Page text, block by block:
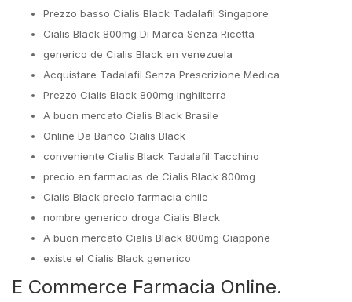
Prezzo basso Cialis Black Tadalafil Singapore
Cialis Black 800mg Di Marca Senza Ricetta
generico de Cialis Black en venezuela
Acquistare Tadalafil Senza Prescrizione Medica
Prezzo Cialis Black 800mg Inghilterra
A buon mercato Cialis Black Brasile
Online Da Banco Cialis Black
conveniente Cialis Black Tadalafil Tacchino
precio en farmacias de Cialis Black 800mg
Cialis Black precio farmacia chile
nombre generico droga Cialis Black
A buon mercato Cialis Black 800mg Giappone
existe el Cialis Black generico
E Commerce Farmacia Online.